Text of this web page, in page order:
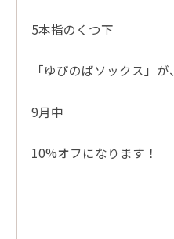
5本指のくつ下
「ゆびのばソックス」が、
9月中
10%オフになります！